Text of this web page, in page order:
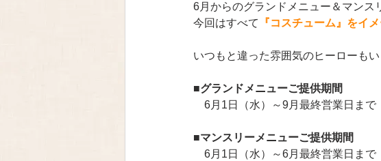
6月からのグランドメニュー＆マンス
今回はすべて
『コスチューム』をイ
いつもと違った雰囲気のヒーローも
■グランドメニューご提供期間
6月1日（水）～9月最終営業日まで
■マンスリーメニューご提供期間
6月1日（水）～6月最終営業日まで